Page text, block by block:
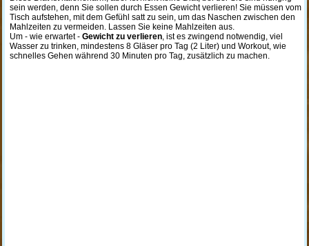
sein werden, denn Sie sollen durch Essen Gewicht verlieren! Sie müssen vom
Tisch aufstehen, mit dem Gefühl satt zu sein, um das Naschen zwischen den
Mahlzeiten zu vermeiden. Lassen Sie keine Mahlzeiten aus.
Um - wie erwartet - Gewicht zu verlieren, ist es zwingend notwendig, viel
Wasser zu trinken, mindestens 8 Gläser pro Tag (2 Liter) und Workout, wie
schnelles Gehen während 30 Minuten pro Tag, zusätzlich zu machen.